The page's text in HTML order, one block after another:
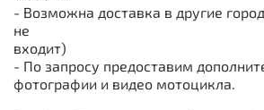
- Возможна доставка в другие
не
входит)
- По запросу предоставим
фотографии и видео мотоцикла.